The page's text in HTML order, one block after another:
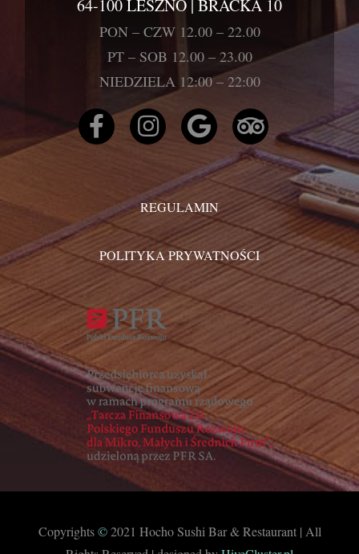
64-100 LESZNO | BRACKA 10
PON – CZW 12.00 – 22.00
PT – SOB 12.00 – 23.00
NIEDZIELA 12:00 – 22:00
REGULAMIN
POLITYKA PRYWATNOŚCI
Copyrights©2021 Hocho Sushi Bar & Restaurant | All